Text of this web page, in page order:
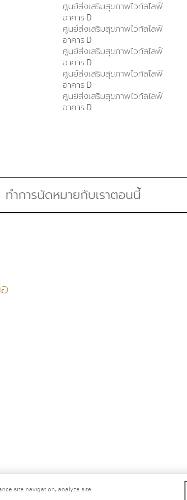
ศูนย์ส่งเสริมสุขภาพไวทัลไลฟ์
อาคาร D
ศูนย์ส่งเสริมสุขภาพไวทัลไลฟ์
อาคาร D
ศูนย์ส่งเสริมสุขภาพไวทัลไลฟ์
อาคาร D
ศูนย์ส่งเสริมสุขภาพไวทัลไลฟ์
อาคาร D
ศูนย์ส่งเสริมสุขภาพไวทัลไลฟ์
อาคาร D
ด้านเวชศาสตร์จีโนมเบื้องต้นสำหรับ
แพทย์เฉพาะทาง (Refreshing Course)
ทำการนัดหมายกับเราตอนนี้
นโยบายคุกกี้นโยบายความเป็นส่วนตั
site navigation, analyze site